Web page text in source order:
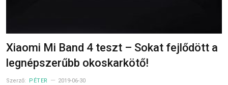
Xiaomi Mi Band 4 teszt – Sokat fejlődött a
legnépszerűbb okoskarkötő!
Szerző: PÉTER 2019-06-30